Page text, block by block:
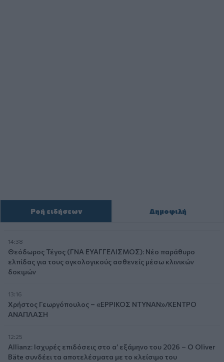
Ροή ειδήσεων Δημοφιλή
14:38
Θεόδωρος Τέγος (ΓΝΑ ΕΥΑΓΓΕΛΙΣΜΟΣ): Νέο παράθυρο
ελπίδας για τους ογκολογικούς ασθενείς μέσω κλινικών
δοκιμών
13:16
Χρήστος Γεωργόπουλος – «ΕΡΡΙΚΟΣ ΝΤΥΝΑΝ»/ΚΕΝΤΡΟ
ΑΝΑΠΛΑΣΗ
12:25
Allianz: Ισχυρές επιδόσεις στο α’ εξάμηνο του 2026 – Ο Oliver
Bäte συνδέει τα αποτελέσματα με το κλείσιμο του